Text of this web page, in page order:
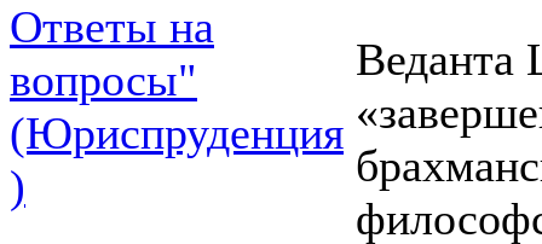
Ответы на
вопросы"
(Юриспруденция
)
Веданта